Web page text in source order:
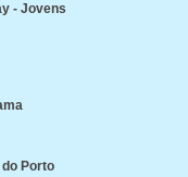
- Jovens
Porto